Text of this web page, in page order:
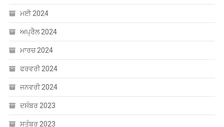
ਮਈ 2024
ਅਪ੍ਰੈਲ 2024
ਮਾਰਚ 2024
ਫਰਵਰੀ 2024
ਜਨਵਰੀ 2024
ਦਸੰਬਰ 2023
ਸਤੰਬਰ 2023